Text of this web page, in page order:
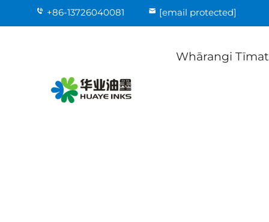
+86-13726040081 [email protected]
Whārangi